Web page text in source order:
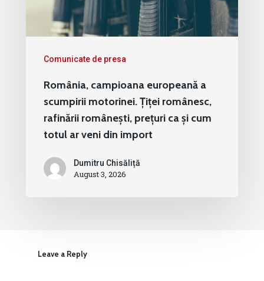
Comunicate de presa
România, campioana europeană a
scumpirii motorinei. Țiței românesc,
rafinării românești, prețuri ca și cum
totul ar veni din import
Dumitru Chisăliță
August 3, 2026
Leave a Reply